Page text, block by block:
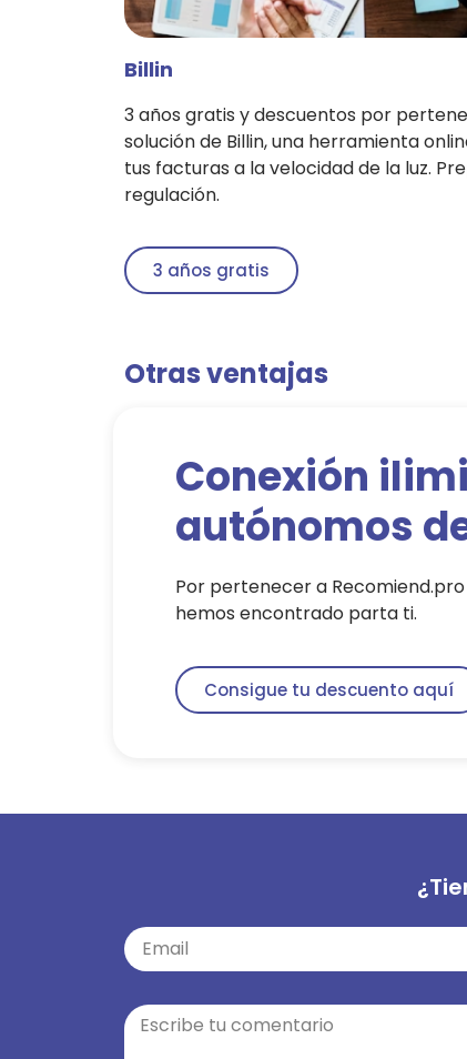
Billin
3 años gratis y descuentos por
solución de Billin, una herramienta
tus facturas a la velocidad de la luz.
regulación.
3 años gratis
Otras ventajas
Conexión
autónomos
Por pertenecer a
hemos encontrado parta ti.
Consigue tu descuento aquí